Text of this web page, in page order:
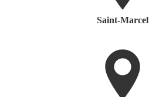
Saint-Marcel